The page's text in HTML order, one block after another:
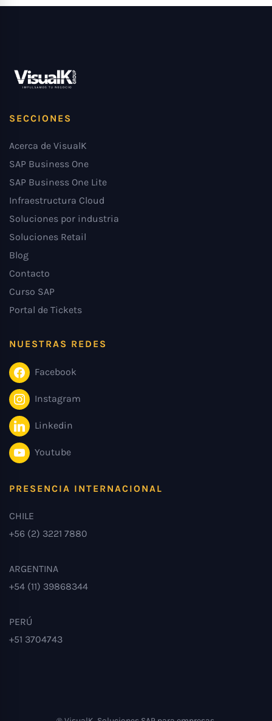
SECCIONES
Acerca de VisualK
SAP Business One
SAP Business One Lite
Infraestructura Cloud
Soluciones por industria
Soluciones Retail
Blog
Contacto
Curso SAP
Portal de Tickets
NUESTRAS REDES
Facebook
Instagram
Linkedin
Youtube
PRESENCIA INTERNACIONAL
CHILE
+56 (2) 3221 7880
ARGENTINA
+54 (11) 39868344
PERÚ
+51 3704743